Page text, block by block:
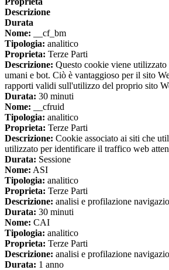
Descrizione
Durata
Nome: __cf_bm
Tipologia: analitico
Proprieta: Terze Parti
Descrizione: Questo cookie viene utilizzato
umani e bot. Ciò è vantaggioso per il sito
rapporti validi sull'utilizzo del proprio sito
Durata: 30 minuti
Nome: __cfruid
Tipologia: analitico
Proprieta: Terze Parti
Descrizione: Cookie associato ai siti che
utilizzato per identificare il traffico web
Durata: Sessione
Nome: ASI
Tipologia: analitico
Proprieta: Terze Parti
Descrizione: analisi e profilazione
Durata: 30 minuti
Nome: CAI
Tipologia: analitico
Proprieta: Terze Parti
Descrizione: analisi e profilazione
Durata: 1 anno